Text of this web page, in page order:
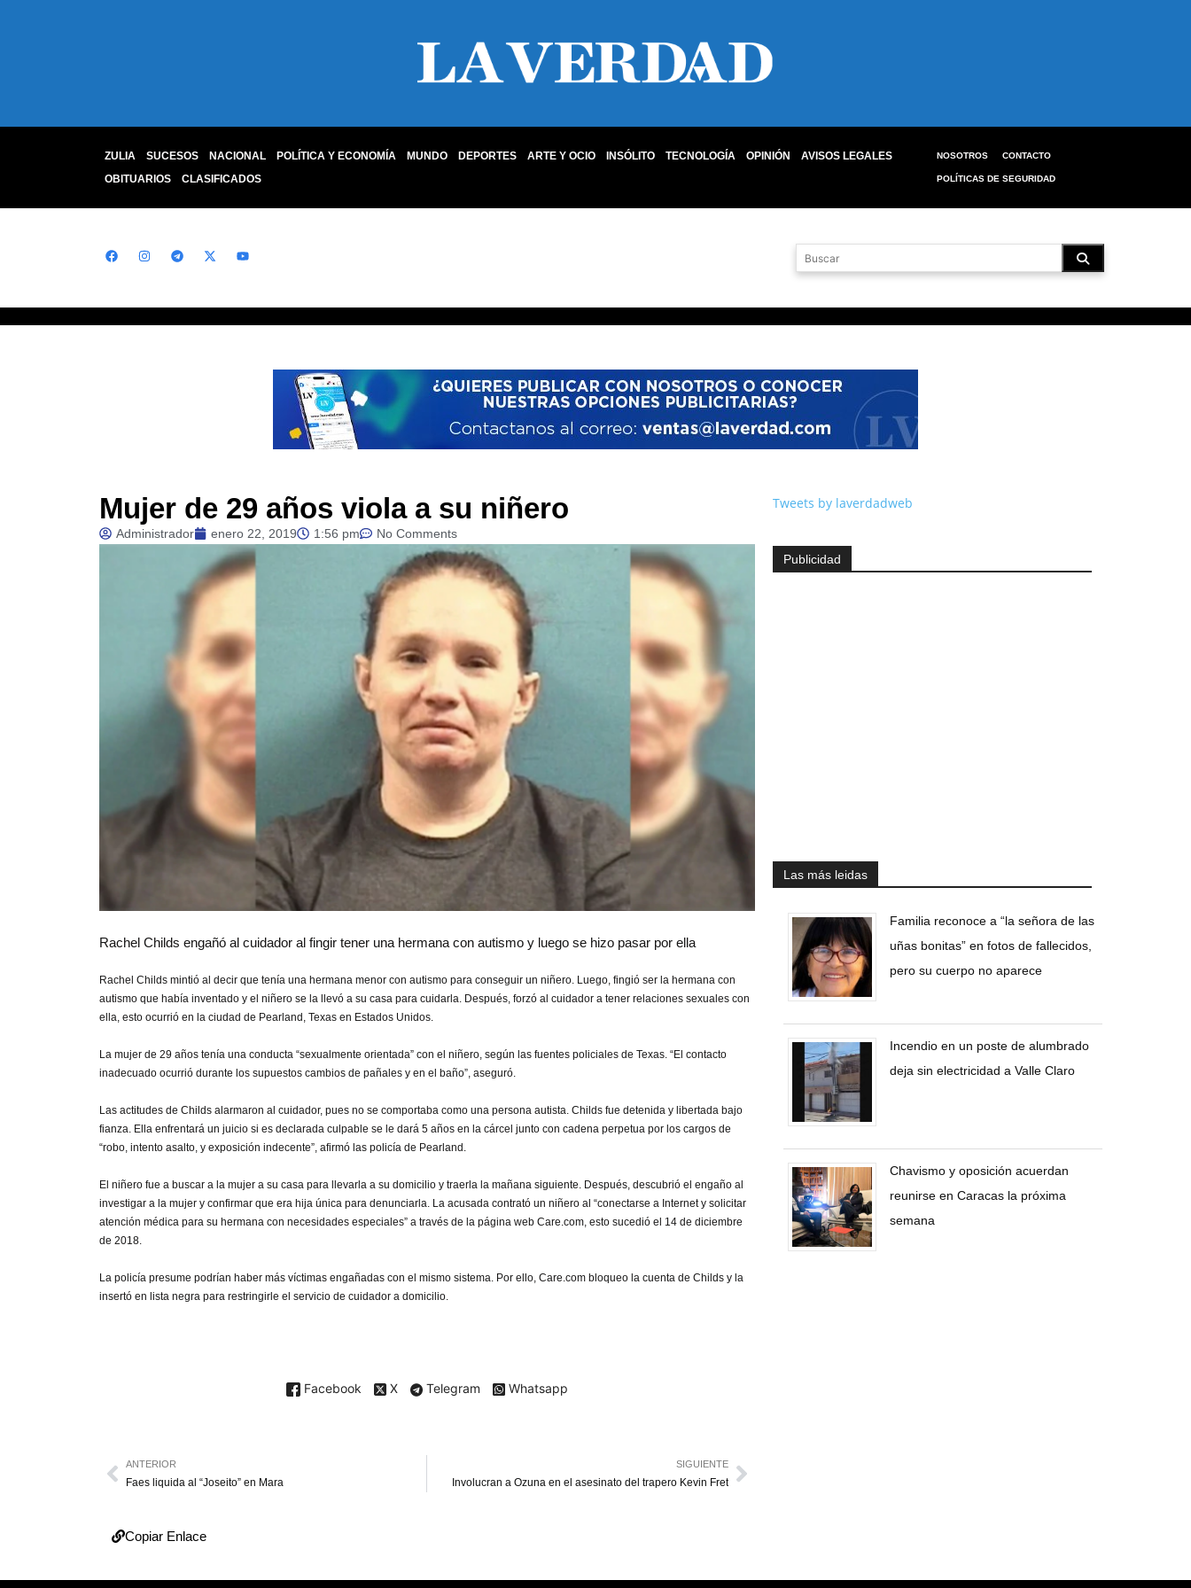
ZULIA SUCESOS NACIONAL POLÍTICA Y ECONOMÍA MUNDO DEPORTES ARTE Y OCIO INSÓLITO TECNOLOGÍA OPINIÓN
AVISOS LEGALES
OBITUARIOS
CLASIFICADOS
NOSOTROS CONTACTO
POLÍTICAS DE SEGURIDAD
Mujer de 29 años viola a su niñero
Administrador enero 22, 2019 1:56 pm No Comments
Rachel Childs engañó al cuidador al fingir tener una hermana con autismo y luego se hizo pasar por ella
Rachel Childs mintió al decir que tenía una hermana menor con autismo para conseguir un niñero. Luego, fingió ser la hermana con
autismo que había inventado y el niñero se la llevó a su casa para cuidarla. Después, forzó al cuidador a tener relaciones sexuales con
ella, esto ocurrió en la ciudad de Pearland, Texas en Estados Unidos.
La mujer de 29 años tenía una conducta “sexualmente orientada” con el niñero, según las fuentes policiales de Texas. “El contacto
inadecuado ocurrió durante los supuestos cambios de pañales y en el baño”, aseguró.
Las actitudes de Childs alarmaron al cuidador, pues no se comportaba como una persona autista. Childs fue detenida y libertada bajo
fianza. Ella enfrentará un juicio si es declarada culpable se le dará 5 años en la cárcel junto con cadena perpetua por los cargos de
“robo, intento asalto, y exposición indecente”, afirmó las policía de Pearland.
El niñero fue a buscar a la mujer a su casa para llevarla a su domicilio y traerla la mañana siguiente. Después, descubrió el engaño al
investigar a la mujer y confirmar que era hija única para denunciarla. La acusada contrató un niñero al “conectarse a Internet y solicitar
atención médica para su hermana con necesidades especiales” a través de la página web Care.com, esto sucedió el 14 de diciembre
de 2018.
La policía presume podrían haber más víctimas engañadas con el mismo sistema. Por ello, Care.com bloqueo la cuenta de Childs y la
insertó en lista negra para restringirle el servicio de cuidador a domicilio.
Facebook X Telegram Whatsapp
Tweets by laverdadweb
Publicidad
Las más leidas
Familia reconoce a “la señora de las
uñas bonitas” en fotos de fallecidos,
pero su cuerpo no aparece
Incendio en un poste de alumbrado
deja sin electricidad a Valle Claro
Chavismo y oposición acuerdan
reunirse en Caracas la próxima
semana
ANTERIOR
Faes liquida al “Joseito” en Mara
SIGUIENTE
Involucran a Ozuna en el asesinato del trapero Kevin Fret
Copiar Enlace